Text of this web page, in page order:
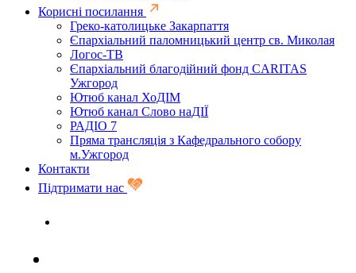
Корисні посилання
Греко-католицьке Закарпаття
Єпархіальний паломницький центр св. Миколая
Логос-ТВ
Єпархіальний благодійний фонд CARITAS
Ужгород
Ютюб канал ХоДІМ
Ютюб канал Слово наДІЇ
РАДІО 7
Пряма трансляція з Кафедрального собору
м.Ужгород
Контакти
Підтримати нас